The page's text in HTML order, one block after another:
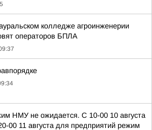
колледже агроинженерии
операторов БПЛА
НМУ не ожидается. С 10-00 10 августа
00 11 августа для предприятий режим